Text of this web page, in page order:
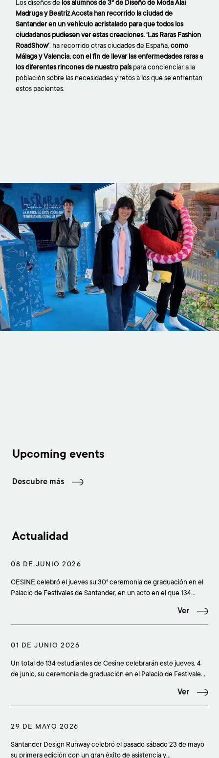
Los diseños de los alumnos de 3º de Diseño de Moda Alai
Madruga y Beatriz Acosta han recorrido la ciudad de
Santander en un vehículo acristalado para que todos los
ciudadanos pudiesen ver estas creaciones.‘Las Raras Fashion
RoadShow’, ha recorrido otras ciudades de España, como
Málaga y Valencia, con el fin de llevar las enfermedades raras a
los diferentes rincones de nuestro paíspara concienciar a la
población sobre las necesidades y retos a los que se enfrentan
estos pacientes.
Upcoming events
Descubre más
Actualidad
08 DE JUNIO 2026
CESINE celebró el jueves su 30ª ceremonia de graduación en el
Palacio de Festivales de Santander, en un acto en el que 134
más de 500 personas entre alumnado, familiares, amigos,
profesorado, equipo académico, staff y rep
Ver
01 DE JUNIO 2026
Un total de 134 estudiantes de Cesine celebrarán este jueves, 4
de junio, su ceremonia de graduación en el Palacio de Festivales
reunirá a más de 500 personas entre alumnado, familiares,
amigos, profesorado, equipo académico
Ver
29 DE MAYO 2026
Santander Design Runway celebró el pasado sábado 23 de mayo
su primera edición con un gran éxito de asistencia y